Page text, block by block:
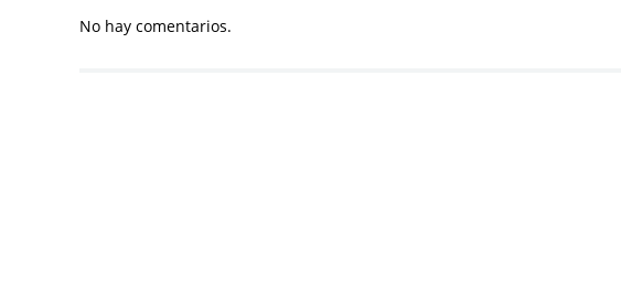
No hay comentarios.